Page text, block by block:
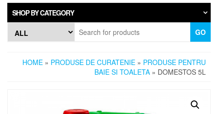
SHOP BY CATEGORY
GO
HOME » PRODUSE DE CURATENIE » PRODUSE PENTRU
BAIE SI TOALETA » DOMESTOS 5L